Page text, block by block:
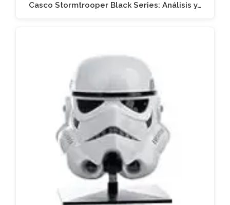
Casco Stormtrooper Black Series: Análisis y…